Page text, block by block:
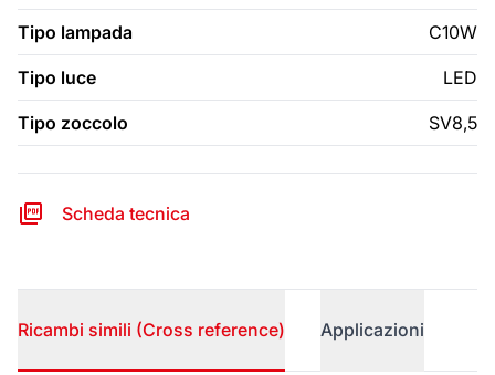
Tipo lampada C10W
Tipo luce LED
Tipo zoccolo SV8,5
Scheda tecnica
Ricambi simili (Cross reference) Applicazioni